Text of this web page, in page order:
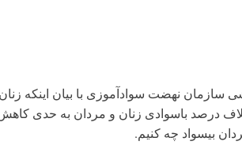
نهضت سواد‌آموزی با بیان اینکه
درصد باسوادی زنان و مردان به حدی
بیسواد چه کنیم.